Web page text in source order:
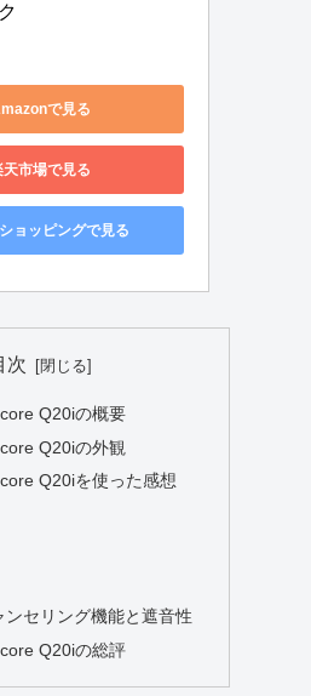
で見る
天市場で見る
ョッピングで見る
次
Q20iの概要
Q20iの外観
Q20iを使った感想
ンセリング機能と遮音性
Q20iの総評